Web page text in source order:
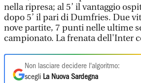
nella ripresa; al 5’ il vantaggio
dopo 5’ il pari di Dumfries. Due
nove partite, 7 punti nelle ultime
campionato. La frenata dell'Inter
Non lasciare decidere l'algoritmo:
scegli La Nuova Sardegna